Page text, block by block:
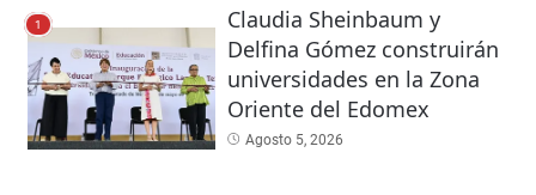
1
Claudia Sheinbaum y
Delfina Gómez construirán
universidades en la Zona
Oriente del Edomex
Agosto 5, 2026